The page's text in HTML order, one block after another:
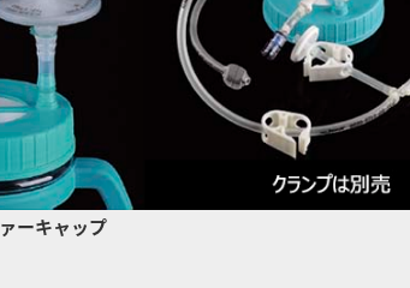
ーキャップ